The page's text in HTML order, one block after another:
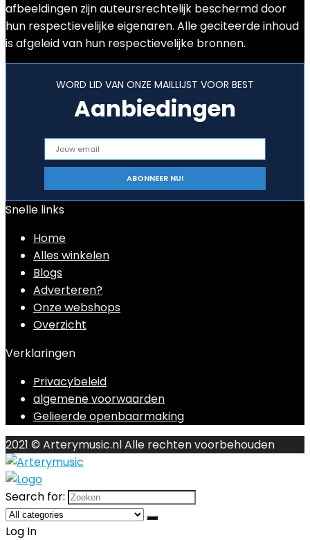
afbeeldingen zijn auteursrechtelijk beschermd door
hun respectievelijke eigenaren. Alle geciteerde inhoud
is afgeleid van hun respectievelijke bronnen.
WORD LID VAN ONZE MAILLIJST VOOR BEST
Aanbiedingen
Snelle links
Home
Alles winkelen
Blogs
Adverteren?
Onze webshops
Overzicht
Verklaringen
Privacybeleid
algemene voorwaarden
Gelieerde openbaarmaking
2021 © Arterymusic.nl Alle rechten voorbehouden
Search for:
Log In